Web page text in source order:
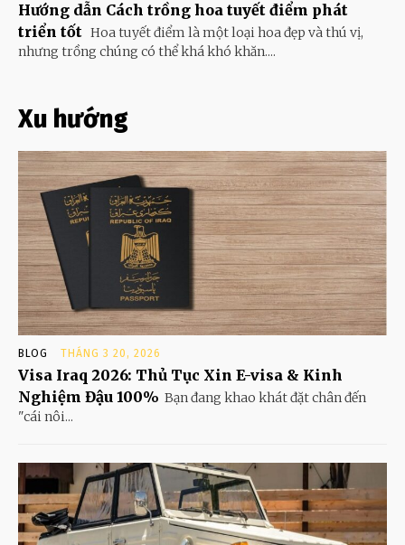
Hướng dẫn Cách trồng hoa tuyết điểm phát
triển tốt Hoa tuyết điểm là một loại hoa đẹp và thú vị,
nhưng trồng chúng có thể khá khó khăn....
Xu hướng
BLOG THÁNG 3 20, 2026
Visa Iraq 2026: Thủ Tục Xin E-visa & Kinh
Nghiệm Đậu 100% Bạn đang khao khát đặt chân đến
"cái nôi...